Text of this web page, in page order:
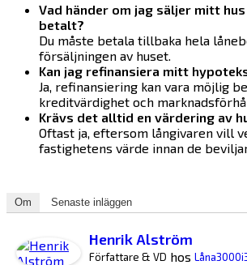
Vad händer om jag säljer mitt
betalt?
Du måste betala tillbaka hela
försäljningen av huset.
Kan jag refinansiera mitt
Ja, refinansiering kan vara möjlig
kreditvärdighet och
Krävs det alltid en värdering av
Oftast ja, eftersom långivaren vill
fastighetens värde innan de
Om Senaste inläggen
Henrik Alström
Författare & VD hos